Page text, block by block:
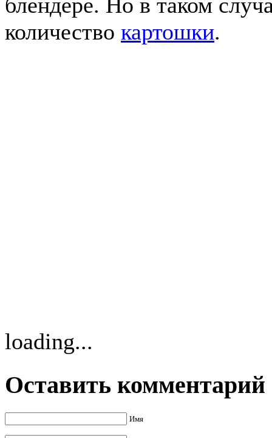
количество картошки.
loading...
Оставить комментарий
Имя